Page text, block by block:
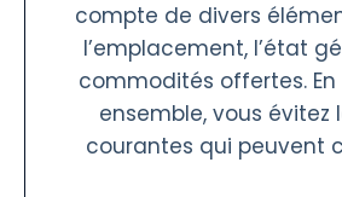
compte de divers
l’emplacement, l’état
commodités offertes.
ensemble, vous évitez
courantes qui peuvent